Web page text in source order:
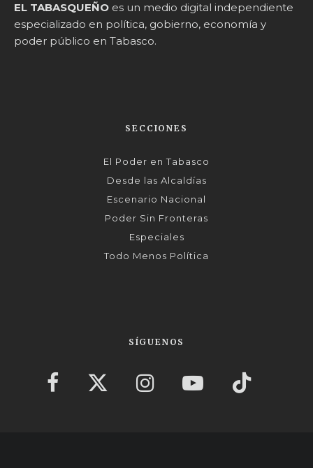
EL TABASQUEÑO es un medio digital independiente
especializado en política, gobierno, economía y
poder público en Tabasco.
SECCIONES
El Poder en Tabasco
Desde las Alcaldías
Escenario Nacional
Poder Sin Fronteras
Especiales
Todo Menos Política
SÍGUENOS